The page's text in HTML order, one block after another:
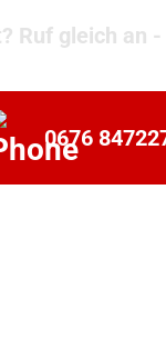
Ruf gleich an
0676